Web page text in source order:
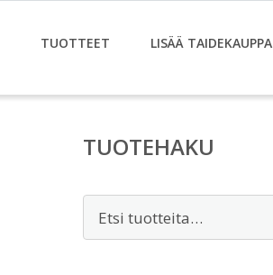
TUOTTEET LISÄÄ TAIDEKAUPPA
TUOTEHAKU